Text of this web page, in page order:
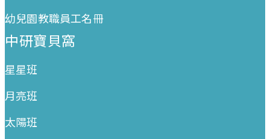
幼兒園教職員工名冊
中研寶貝窩
星星班
月亮班
太陽班